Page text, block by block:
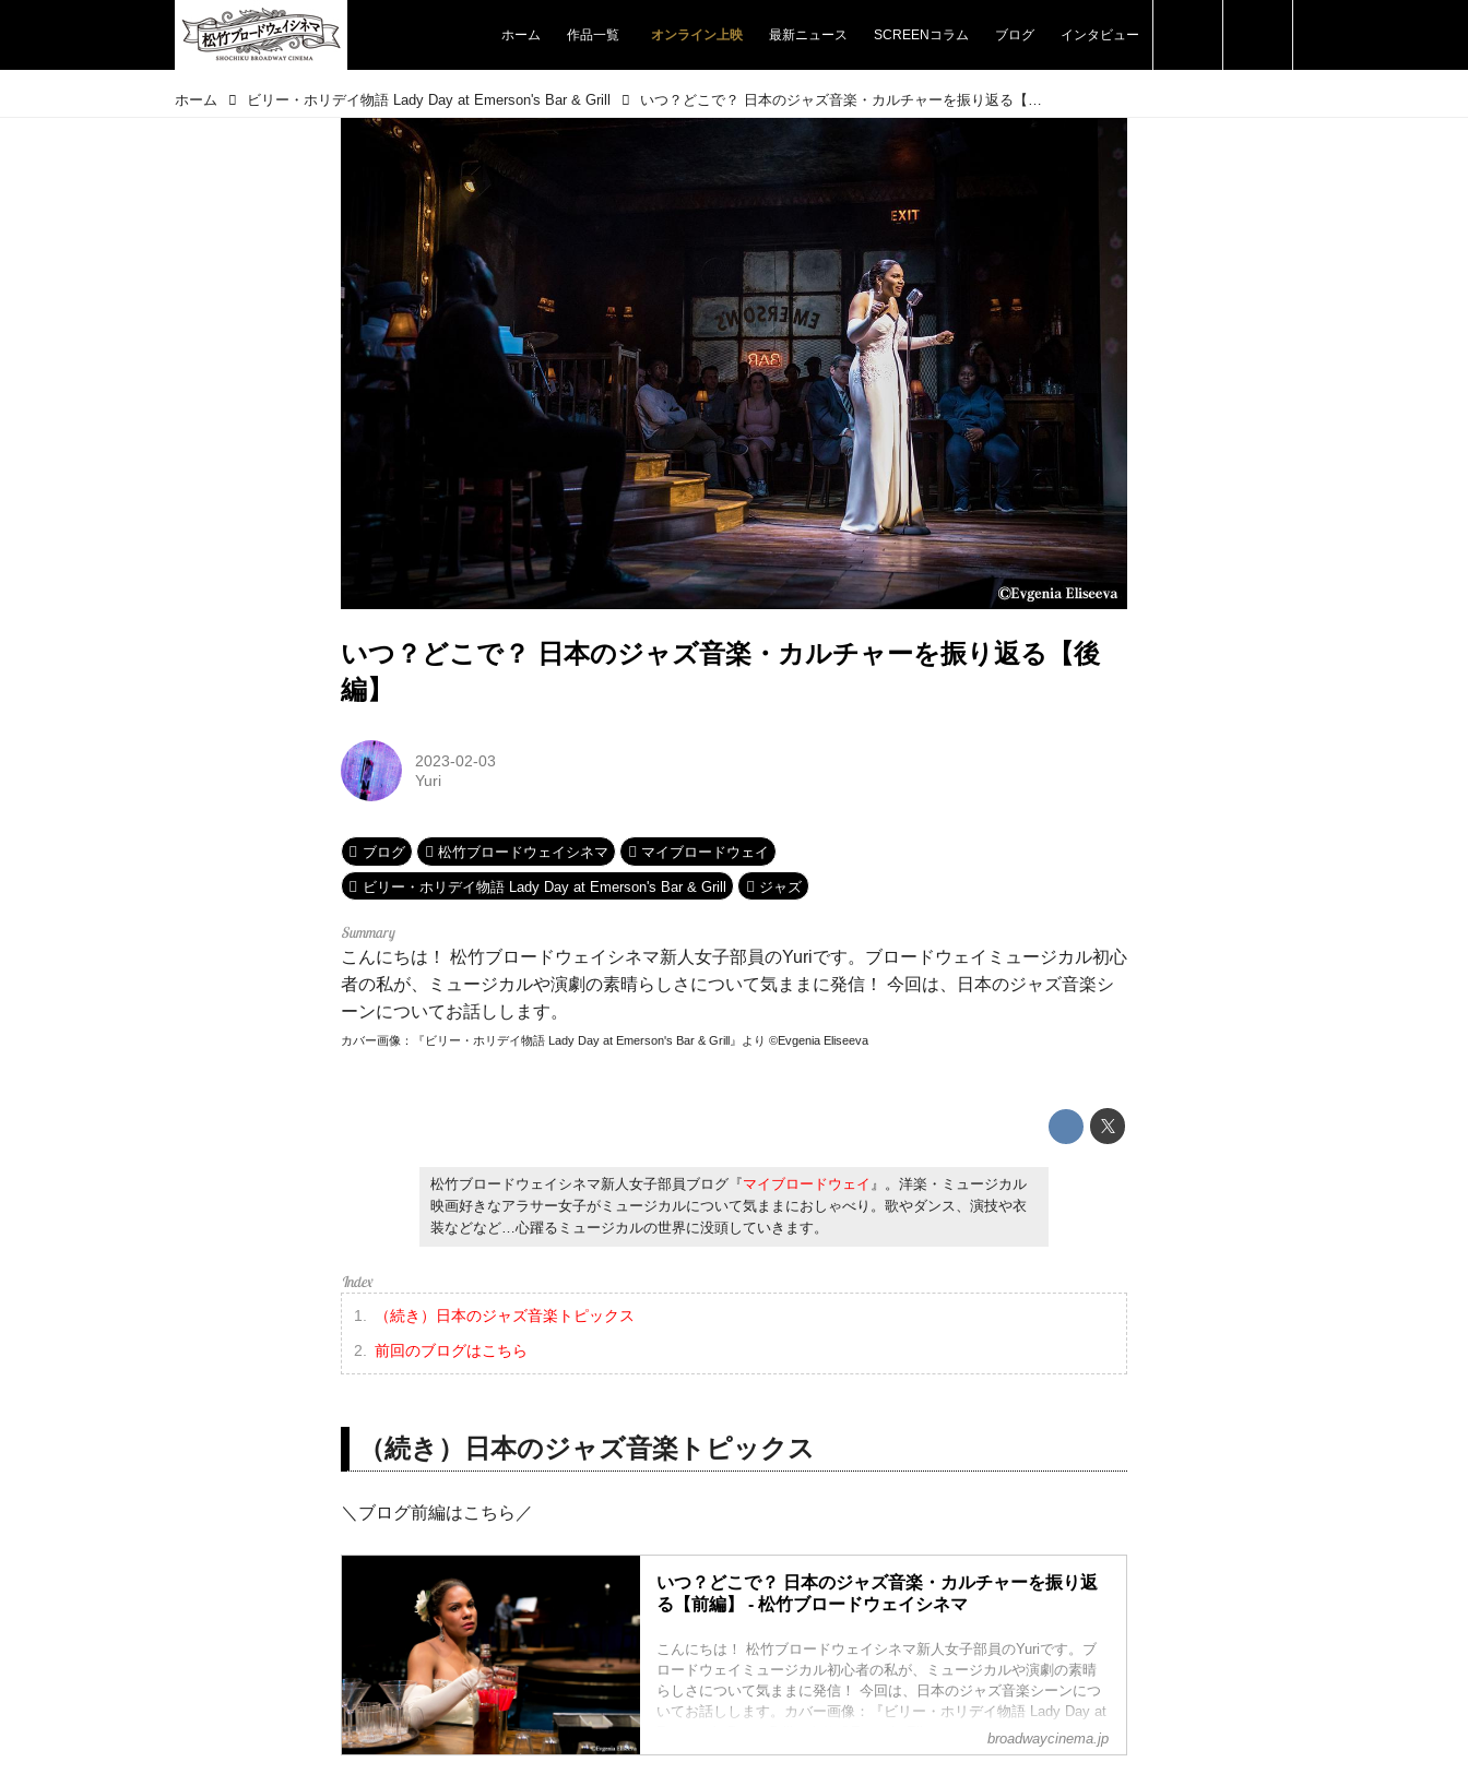
ホーム 作品一覧 オンライン上映 最新ニュース SCREENコラム ブログ インタビュー
ホーム ビリー・ホリデイ物語 Lady Day at Emerson's Bar & Grill いつ？どこで？ 日本のジャズ音楽・カルチャーを振り返る【後編】
いつ？どこで？ 日本のジャズ音楽・カルチャーを振り返る【後
編】
2023-02-03
Yuri
ブログ 松竹ブロードウェイシネマ マイブロードウェイ
ビリー・ホリデイ物語 Lady Day at Emerson's Bar & Grill ジャズ
こんにちは！ 松竹ブロードウェイシネマ新人女子部員のYuriです。ブロードウェイミュージカル初心
者の私が、ミュージカルや演劇の素晴らしさについて気ままに発信！ 今回は、日本のジャズ音楽シ
ーンについてお話しします。
カバー画像：『ビリー・ホリデイ物語 Lady Day at Emerson's Bar & Grill』より ©Evgenia Eliseeva
松竹ブロードウェイシネマ新人女子部員ブログ『マイブロードウェイ 』。洋楽・ミュージカル
映画好きなアラサー女子がミュージカルについて気ままにおしゃべり。歌やダンス、演技や衣
装などなど…心躍るミュージカルの世界に没頭していきます。
（続き）日本のジャズ音楽トピックス
前回のブログはこちら
（続き）日本のジャズ音楽トピックス
＼ブログ前編はこちら／
いつ？どこで？ 日本のジャズ音楽・カルチャーを振り返
る【前編】 - 松竹ブロードウェイシネマ
こんにちは！ 松竹ブロードウェイシネマ新人女子部員のYuriです。ブ
ロードウェイミュージカル初心者の私が、ミュージカルや演劇の素晴
らしさについて気ままに発信！ 今回は、日本のジャズ音楽シーンにつ
いてお話しします。カバー画像：『ビリー・ホリデイ物語 Lady Day at
broadwaycinema.jp